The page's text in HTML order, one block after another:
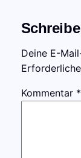
Deine E-
Kommentar *